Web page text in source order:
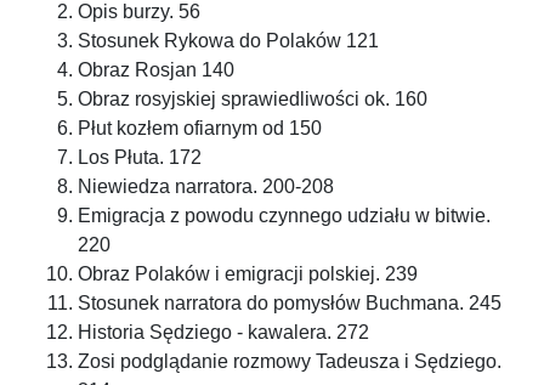
Opis burzy. 56
Stosunek Rykowa do Polaków 121
Obraz Rosjan 140
Obraz rosyjskiej sprawiedliwości ok. 160
Płut kozłem ofiarnym od 150
Los Płuta. 172
Niewiedza narratora. 200-208
Emigracja z powodu czynnego udziału w bitwie.
220
Obraz Polaków i emigracji polskiej. 239
Stosunek narratora do pomysłów Buchmana. 245
Historia Sędziego - kawalera. 272
Zosi podglądanie rozmowy Tadeusza i Sędziego.